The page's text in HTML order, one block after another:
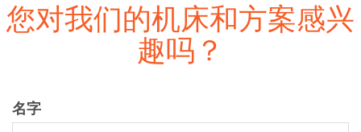
您对我们的机床和方案感兴
趣吗？
名字